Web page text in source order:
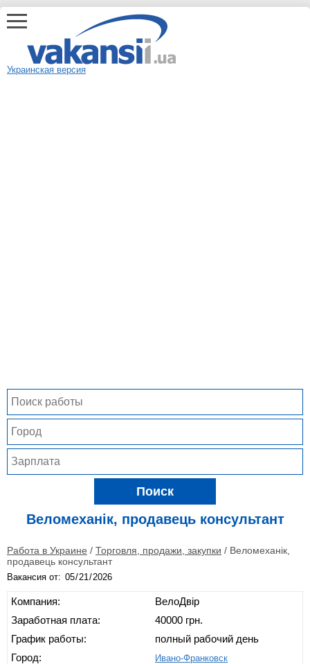
Украинская версия
Поиск
Веломеханік, продавець консультант
Работа в Украине / Торговля, продажи, закупки / Веломеханік,
продавець консультант
Вакансия от:
Компания:
Заработная плата:
График работы:
Город:
ВелоДвір
40000 грн.
полный рабочий день
Ивано-Франковск